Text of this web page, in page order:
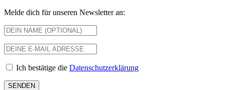
Melde dich für unseren Newsletter an:
Ich bestätige die Datenschutzerklärung